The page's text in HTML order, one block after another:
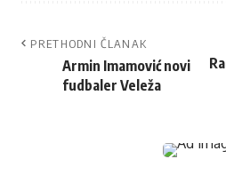
PRETHODNI ČLANAK
Armin Imamović novi
fudbaler Veleža